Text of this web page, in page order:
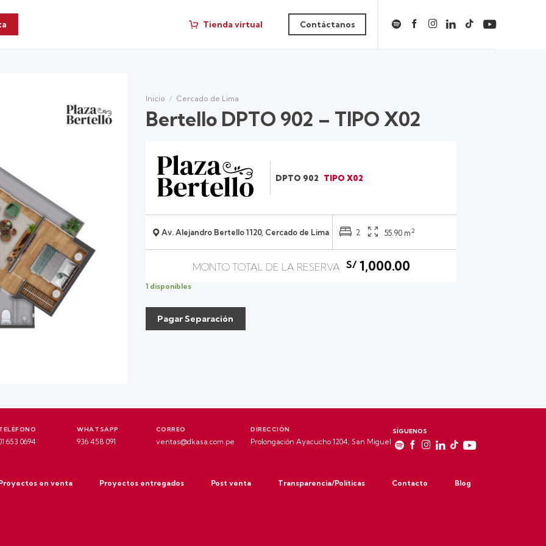
Tienda virtual Contáctanos
Inicio / Cercado de Lima
Bertello DPTO 902 – TIPO X02
DPTO 902 TIPO X02
Av. Alejandro Bertello 1120, Cercado de Lima 2 55.90 m2
S/1,000.00
1 disponibles
Pagar Separación
653 0694
WHATSAPP
936 458 091
CORREO
ventas@dkasa.com.pe
DIRECCIÓN
Prolongación Ayacucho 1204, San Miguel
SÍGUENOS
en venta Proyectos entregados Post venta Transparencia/Políticas Contacto Blog